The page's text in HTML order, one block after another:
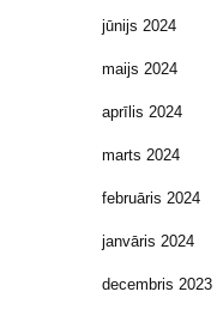
jūnijs 2024
maijs 2024
aprīlis 2024
marts 2024
februāris 2024
janvāris 2024
decembris 2023